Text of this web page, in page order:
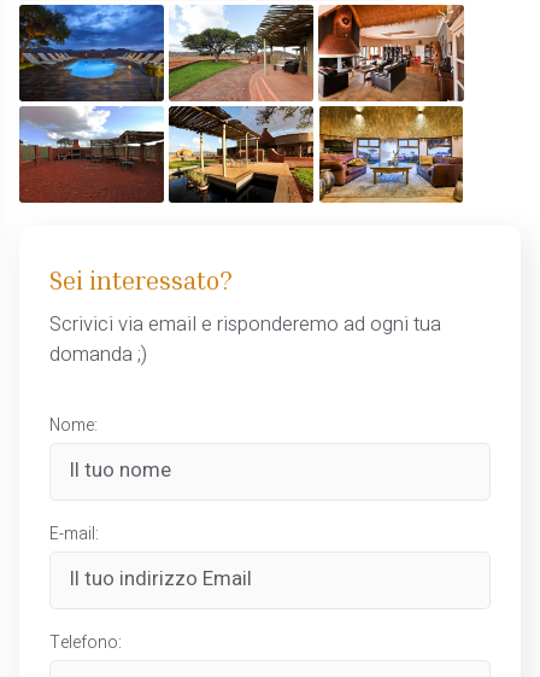
Sei interessato?
Scrivici via email e risponderemo ad ogni tua
domanda ;)
Nome:
E-mail:
Telefono: